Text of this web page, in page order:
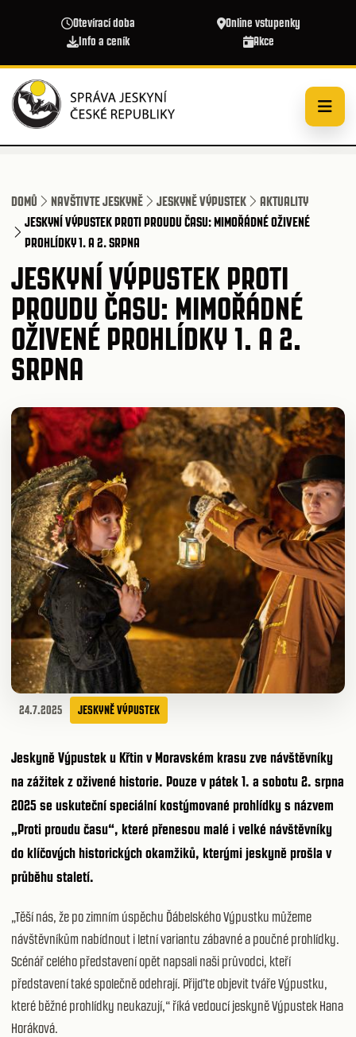
Otevírací doba
Online vstupenky
Info a ceník
Akce
DOMŮ NAVŠTIVTE JESKYNĚ JESKYNĚ VÝPUSTEK
AKTUALITY
JESKYNÍ VÝPUSTEK PROTI PROUDU ČASU: MIMOŘÁDNÉ OŽIVENÉ
PROHLÍDKY 1. A 2. SRPNA
JESKYNÍ VÝPUSTEK PROTI
PROUDU ČASU: MIMOŘÁDNÉ
OŽIVENÉ PROHLÍDKY 1. A 2.
SRPNA
24.7.2025 JESKYNĚ VÝPUSTEK
Jeskyně Výpustek u Křtin v Moravském krasu zve návštěvníky
na zážitek z oživené historie. Pouze v pátek 1. a sobotu 2. srpna
2025 se uskuteční speciální kostýmované prohlídky s názvem
„Proti proudu času“, které přenesou malé i velké návštěvníky
do klíčových historických okamžiků, kterými jeskyně prošla v
průběhu staletí.
„Těší nás, že po zimním úspěchu Ďábelského Výpustku můžeme
návštěvníkům nabídnout i letní variantu zábavné a poučné prohlídky.
Scénář celého představení opět napsali naši průvodci, kteří
představení také společně odehrají. Přijďte objevit tváře Výpustku,
které běžné prohlídky neukazují,“ říká vedoucí jeskyně Výpustek Hana
Horáková.